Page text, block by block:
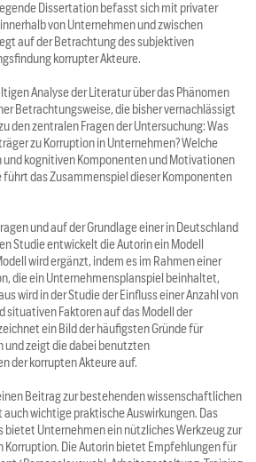
Dissertation befasst sich mit privater
von Unternehmen und zwischen
auf der Betrachtung des subjektiven
korrupter Akteure.
Analyse der Literatur über das Phänomen
Betrachtungsweise, die bisher vernachlässigt
den zentralen Fragen der Untersuchung: Was
zu Korruption in Unternehmen? Welche
kognitiven Komponenten und Motivationen
führt das Zusammenspiel dieser Komponenten
und auf der Grundlage einer in Deutschland
Studie entwickelt die Autorin ein Modell
wird ergänzt, indem es im Rahmen einer
die ein Unternehmensplanspiel beinhaltet,
wird in der Studie der Einfluss einer Anzahl von
situativen Faktoren auf das Modell der
ein Bild der häufigsten Gründe für
und zeigt die dabei benutzten
der korrupten Akteure auf.
Beitrag zur bestehenden wissenschaftlichen
auch wichtige praktische Auswirkungen. Das
bietet Unternehmen ein nützliches Werkzeug zur
Korruption. Die Autorin bietet Empfehlungen für